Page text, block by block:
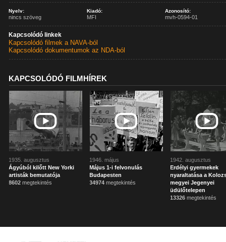
Nyelv:
nincs szöveg
Kiadó:
MFI
Azonosító:
mvh-0594-01
Kapcsolódó linkek
Kapcsolódó filmek a NAVA-ból
Kapcsolódó dokumentumok az NDA-ból
KAPCSOLÓDÓ FILMHÍREK
1935. augusztus
Ágyúból kilőtt New Yorki
artisták bemutatója
8602 megtekintés
1946. május
Május 1-i felvonulás
Budapesten
34974 megtekintés
1942. augusztus
Erdélyi gyermekek
nyaraltatása a
megyei Jegenyei
üdülőtelepen
13326 megtekintés